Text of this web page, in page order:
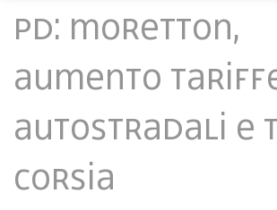
PD: Moretton,
aumento
autostradali e
corsia